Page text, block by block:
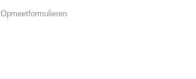
Opmeetformulieren